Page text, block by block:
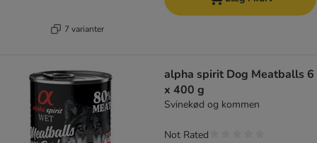
7 varianter
alpha spirit Dog Meatballs 6
x 400 g
Svinekød og kommen
Not Rated